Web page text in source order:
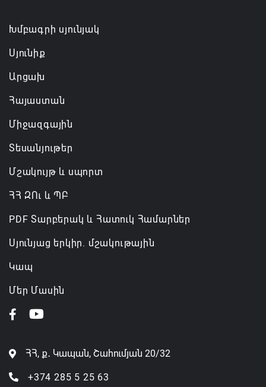
Խմբագրի սյունյակ
Սյունիք
Արցախ
Հայաստան
Միջազգային
Տեսանյութեր
Մշակույթ և սպորտ
ՀՀ ԶՈւ և ՊԲ
PDF Տարբերակ և Հատուկ Համարներ
Սյունյաց երկիր. մշակութային
Կապ
Մեր Մասին
ՀՀ, ք․ Կապան, Շահումյան 20/32
+374 285 5 25 63